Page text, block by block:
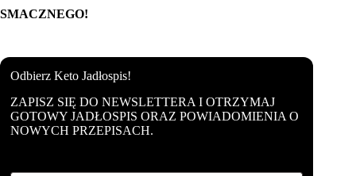
SMACZNEGO!
Odbierz Keto Jadłospis!
ZAPISZ SIĘ DO NEWSLETTERA I OTRZYMAJ
GOTOWY JADŁOSPIS ORAZ POWIADOMIENIA O
NOWYCH PRZEPISACH.